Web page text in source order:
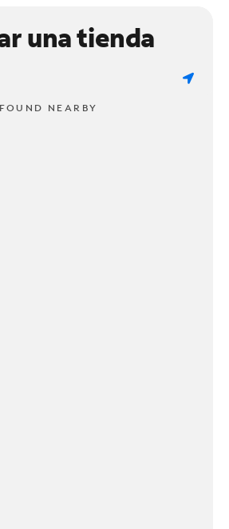
una tienda
NEARBY